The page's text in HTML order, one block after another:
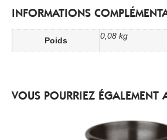
INFORMATIONS
Poids 0,08 kg
VOUS POURRIEZ ÉGALEMENT